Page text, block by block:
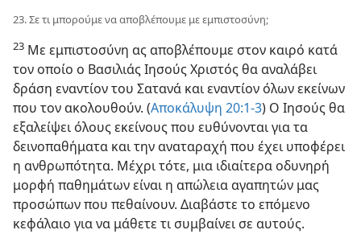
23. Σε τι μπορούμε να αποβλέπουμε με εμπιστοσύνη;
23 Με εμπιστοσύνη ας αποβλέπουμε στον καιρό κατά
τον οποίο ο Βασιλιάς Ιησούς Χριστός θα αναλάβει
δράση εναντίον του Σατανά και εναντίον όλων εκείνων
που τον ακολουθούν. (Αποκάλυψη 20:1-3) Ο Ιησούς θα
εξαλείψει όλους εκείνους που ευθύνονται για τα
δεινοπαθήματα και την αναταραχή που έχει υποφέρει
η ανθρωπότητα. Μέχρι τότε, μια ιδιαίτερα οδυνηρή
μορφή παθημάτων είναι η απώλεια αγαπητών μας
προσώπων που πεθαίνουν. Διαβάστε το επόμενο
κεφάλαιο για να μάθετε τι συμβαίνει σε αυτούς.